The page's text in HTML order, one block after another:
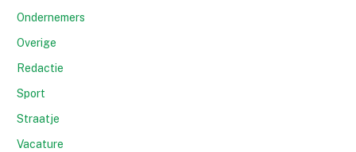
Ondernemers
Overige
Redactie
Sport
Straatje
Vacature